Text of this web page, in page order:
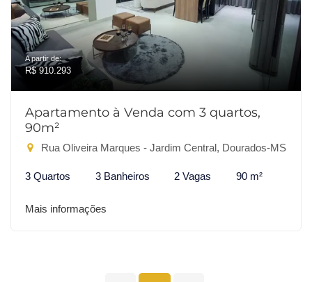
A partir de:
R$ 910.293
Apartamento à Venda com 3 quartos,
90m²
Rua Oliveira Marques - Jardim Central, Dourados-MS
3 Quartos 3 Banheiros 2 Vagas 90 m²
Mais informações